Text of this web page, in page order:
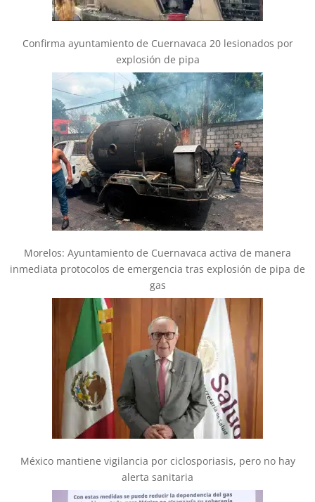
Confirma ayuntamiento de Cuernavaca 20 lesionados por
explosión de pipa
Morelos: Ayuntamiento de Cuernavaca activa de manera
inmediata protocolos de emergencia tras explosión de pipa de
gas
México mantiene vigilancia por ciclosporiasis, pero no hay
alerta sanitaria